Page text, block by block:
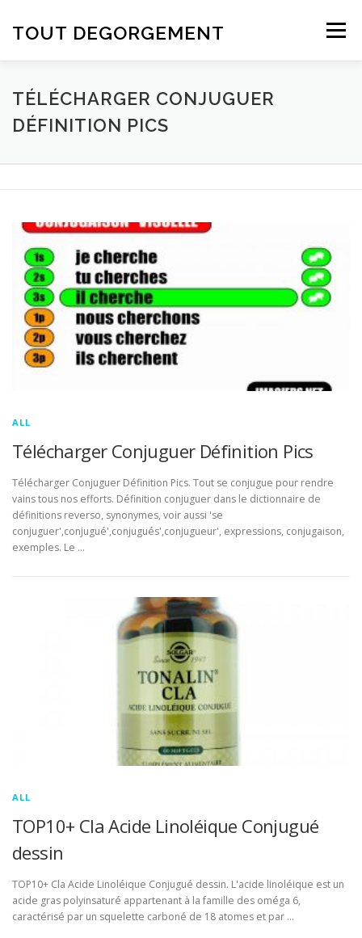
TOUT DEGORGEMENT Menu
TÉLÉCHARGER CONJUGUER
DÉFINITION PICS
ALL
Télécharger Conjuguer Définition Pics
Télécharger Conjuguer Définition Pics. Tout se conjugue pour rendre
vains tous nos efforts. Définition conjuguer dans le dictionnaire de
définitions reverso, synonymes, voir aussi 'se
conjuguer',conjugué',conjugués',conjugueur', expressions, conjugaison,
exemples. Le …
ALL
TOP10+ Cla Acide Linoléique Conjugué
dessin
TOP10+ Cla Acide Linoléique Conjugué dessin. L'acide linoléique est un
acide gras polyinsaturé appartenant à la famille des oméga 6,
caractérisé par un squelette carboné de 18 atomes et par …